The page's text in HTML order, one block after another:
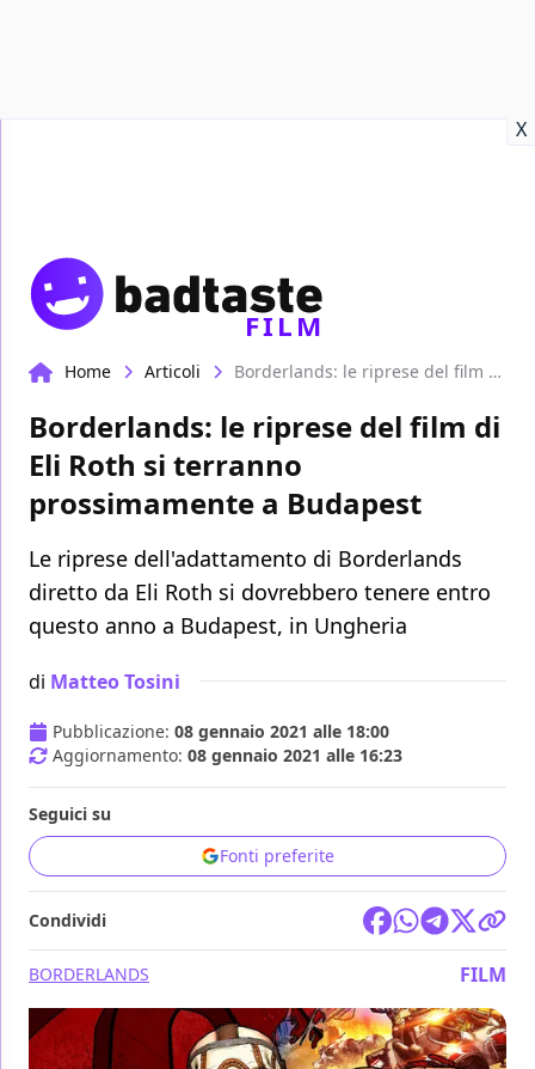
X
FILM
Home Articoli Borderlands: le riprese del film di Eli Roth si terranno prossimamente a Budapest
Borderlands: le riprese del film di
Eli Roth si terranno
prossimamente a Budapest
Le riprese dell'adattamento di Borderlands
diretto da Eli Roth si dovrebbero tenere entro
questo anno a Budapest, in Ungheria
di Matteo Tosini
Pubblicazione: 08 gennaio 2021 alle 18:00
Aggiornamento: 08 gennaio 2021 alle 16:23
Seguici su
Fonti preferite
Condividi
BORDERLANDS FILM